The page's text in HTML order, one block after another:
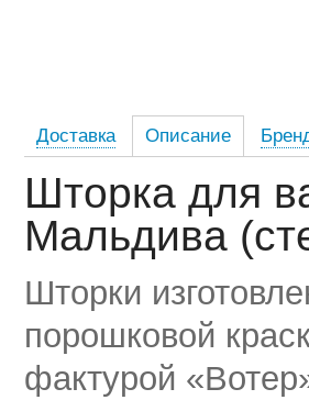
Доставка Описание
Шторка для
Мальдива
Шторки
порошковой
фактурой